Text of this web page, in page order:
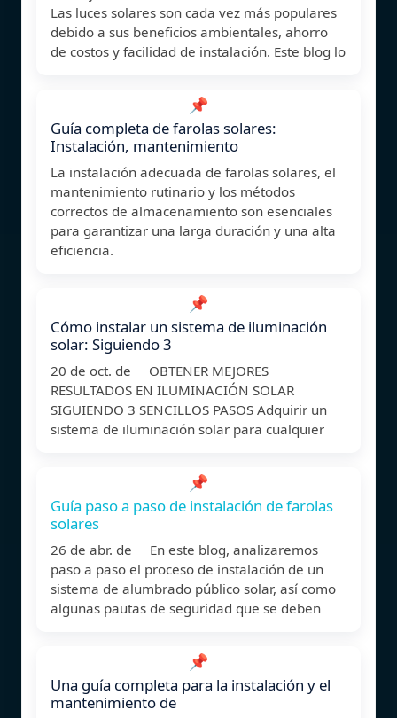
Las luces solares son cada vez más populares
debido a sus beneficios ambientales, ahorro
de costos y facilidad de instalación. Este blog lo
📌
Guía completa de farolas solares:
Instalación, mantenimiento
La instalación adecuada de farolas solares, el
mantenimiento rutinario y los métodos
correctos de almacenamiento son esenciales
para garantizar una larga duración y una alta
eficiencia.
📌
Cómo instalar un sistema de iluminación
solar: Siguiendo 3
20 de oct. de OBTENER MEJORES
RESULTADOS EN ILUMINACIÓN SOLAR
SIGUIENDO 3 SENCILLOS PASOS Adquirir un
sistema de iluminación solar para cualquier
📌
Guía paso a paso de instalación de farolas
solares
26 de abr. de En este blog, analizaremos
paso a paso el proceso de instalación de un
sistema de alumbrado público solar, así como
algunas pautas de seguridad que se deben
📌
Una guía completa para la instalación y el
mantenimiento de